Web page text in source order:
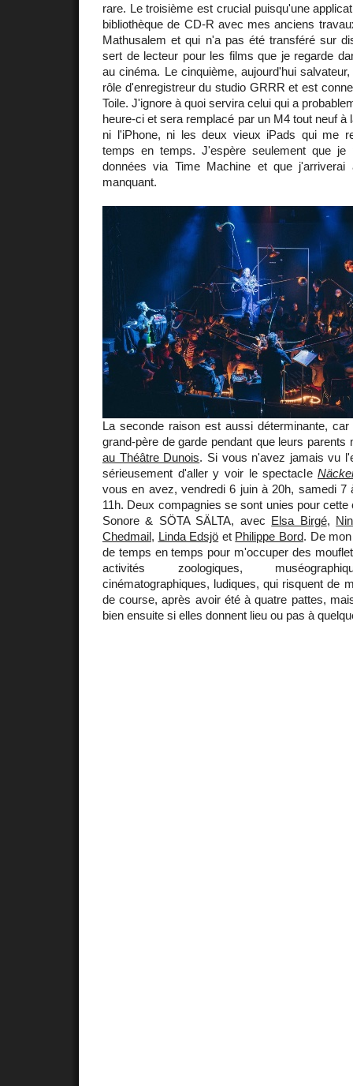
rare. Le troisième est crucial puisqu'une
bibliothèque de CD-R avec mes anciens
Mathusalem et qui n'a pas été transféré sur
sert de lecteur pour les films que je regarde
au cinéma. Le cinquième, aujourd'hui
rôle d'enregistreur du studio GRRR et est
Toile. J'ignore à quoi servira celui qui a
heure-ci et sera remplacé par un M4 tout neuf à
ni l'iPhone, ni les deux vieux iPads qui me
temps en temps. J'espère seulement que je
données via Time Machine et que
manquant.
La seconde raison est aussi déterminante,
grand-père de garde pendant que leurs parents
au Théâtre Dunois. Si vous n'avez jamais vu
sérieusement d'aller y voir le spectacle
vous en avez, vendredi 6 juin à 20h, samedi 7
11h. Deux compagnies se sont unies pour cette
Sonore & SÖTA SÄLTA, avec Elsa Birgé,
Chedmail, Linda Edsjö et Philippe Bord. De
de temps en temps pour m'occuper des
activités zoologiques,
cinématographiques, ludiques, qui risquent de
de course, après avoir été à quatre pattes,
bien ensuite si elles donnent lieu ou pas à